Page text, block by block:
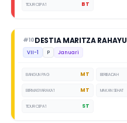
TIDUR CEPAT BT
#10DESTIA MARITZA RAHAYU
VII-1 P Januari
BANGUN PAGI MT BERIBADAH
BERMASYARAKAT MT MAKAN SEHAT
TIDUR CEPAT ST